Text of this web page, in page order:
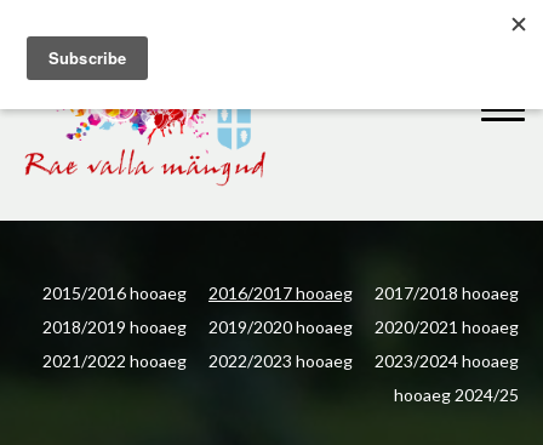
2015/2016 hooaeg 2016/2017 hooaeg
2017/2018 hooaeg
2018/2019 hooaeg
2019/2020 hooaeg
2020/2021 hooaeg
2021/2022 hooaeg
2022/2023 hooaeg
2023/2024 hooaeg
hooaeg 2024/25